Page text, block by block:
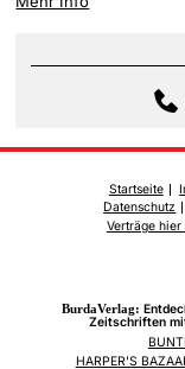
Startseite
Datenschutz
Verträge
BurdaVerlag:
Zeitschriften
HARPER'S